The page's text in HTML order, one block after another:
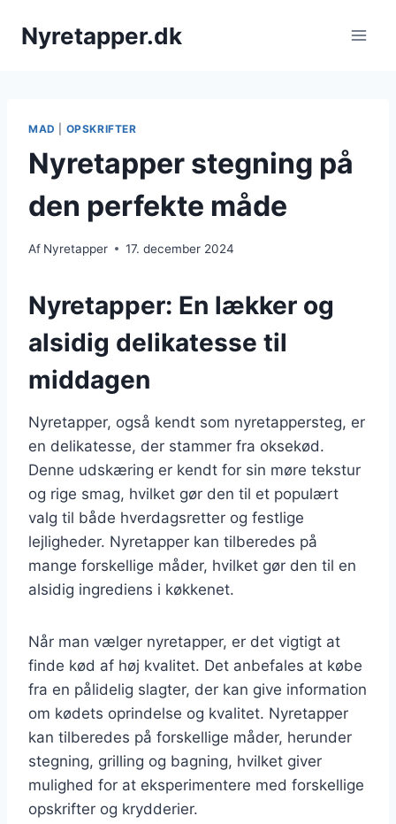
Nyretapper.dk
MAD OPSKRIFTER
Nyretapper stegning på
den perfekte måde
Af Nyretapper 17. december 2024
Nyretapper: En lækker og
alsidig delikatesse til
middagen
Nyretapper, også kendt som nyretappersteg, er
en delikatesse, der stammer fra oksekød.
Denne udskæring er kendt for sin møre tekstur
og rige smag, hvilket gør den til et populært
valg til både hverdagsretter og festlige
lejligheder. Nyretapper kan tilberedes på
mange forskellige måder, hvilket gør den til en
alsidig ingrediens i køkkenet.
Når man vælger nyretapper, er det vigtigt at
finde kød af høj kvalitet. Det anbefales at købe
fra en pålidelig slagter, der kan give information
om kødets oprindelse og kvalitet. Nyretapper
kan tilberedes på forskellige måder, herunder
stegning, grilling og bagning, hvilket giver
mulighed for at eksperimentere med forskellige
opskrifter og krydderier.